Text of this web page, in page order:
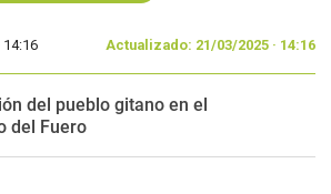
14:16 Actualizado: 21/03/2025 · 14:16
del pueblo gitano en el
del Fuero